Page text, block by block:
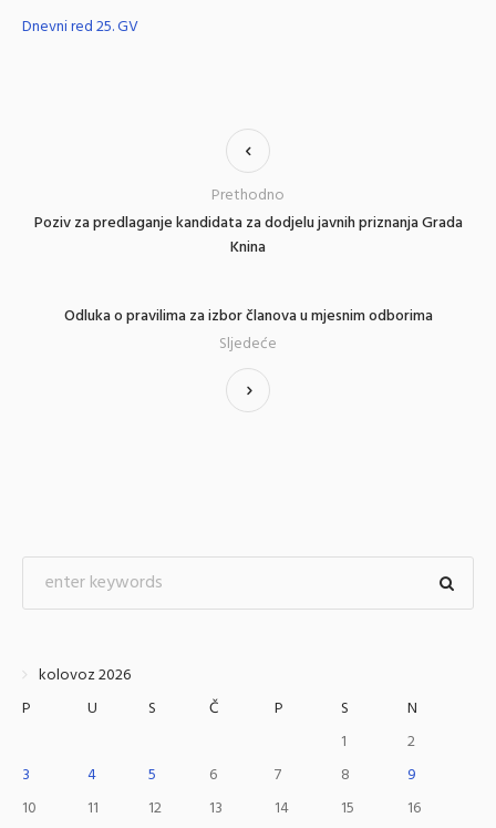
Dnevni red 25. GV
Poziv za predlaganje kandidata za dodjelu javnih priznanja Grada
Knina
Prethodno
Odluka o pravilima za izbor članova u mjesnim odborima
Sljedeće
kolovoz 2026
P
U S Č P S
N
1
2
3
4 5 6 7 8
9
10
11 12 13 14 15
16